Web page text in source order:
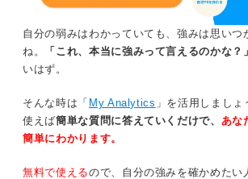
自分の弱みはわかっていても、強みは思いつ
ね。
「これ、本当に強みって言えるのかな？」
いはず。
そんな時は「 My Analytics 」を活用しまし
使えば簡単な質問に答えていくだけで、 あな
簡単にわかります。
無料で使えるので、自分の強みを確かめたい